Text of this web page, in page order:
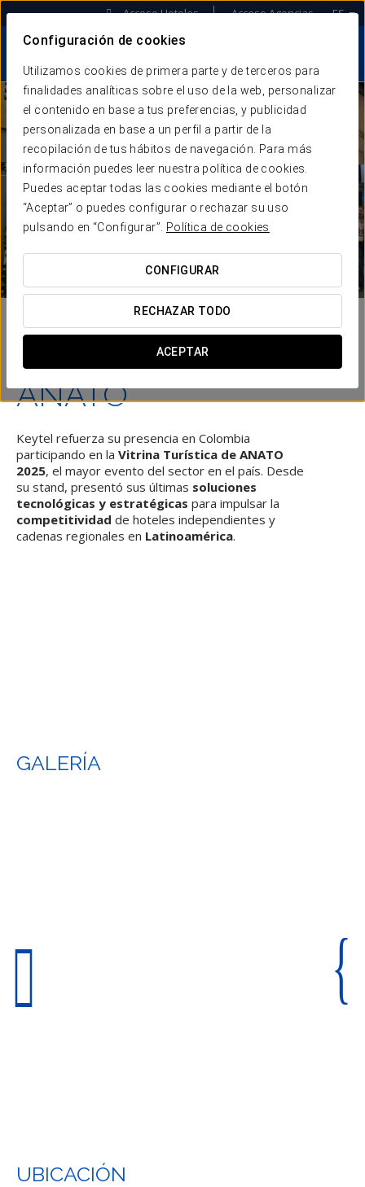
Configuración de cookies
Utilizamos cookies de primera parte y de terceros para
finalidades analíticas sobre el uso de la web, personalizar
el contenido en base a tus preferencias, y publicidad
personalizada en base a un perfil a partir de la
recopilación de tus hábitos de navegación. Para más
información puedes leer nuestra política de cookies.
Puedes aceptar todas las cookies mediante el botón
“Aceptar” o puedes configurar o rechazar su uso
pulsando en “Configurar”.
Política de cookies
CONFIGURAR
RECHAZAR TODO
ACEPTAR
Acceso Hoteles Acceso Agencias ES
ANATO
Keytel refuerza su presencia en Colombia
participando en la Vitrina Turística de ANATO
2025, el mayor evento del sector en el país. Desde
su stand, presentó sus últimas soluciones
tecnológicas y estratégicas para impulsar la
competitividad de hoteles independientes y
cadenas regionales en Latinoamérica.
GALERÍA
UBICACIÓN